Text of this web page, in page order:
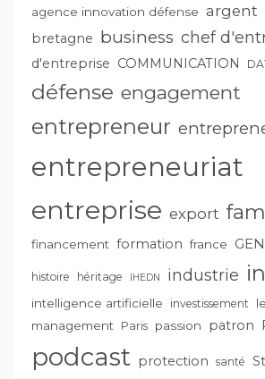
agence innovation défense argent
bretagne business chef
d'entreprise COMMUNICATION
défense engagement
entrepreneur
entrepreneuriat
entreprise export
financement formation france
histoire héritage IHEDN industrie
intelligence artificielle investissement
management
Paris passion patron
podcast protection santé